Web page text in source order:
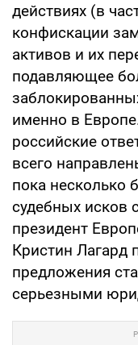
действиях (в
конфискации
активов и их
подавляющее
именно в
российские
всего
пока несколько
судебных исков
президент
Кристин Лагард
предложения
серьезными